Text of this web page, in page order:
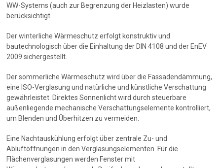
WW-Systems (auch zur Begrenzung der Heizlasten) wurde
berücksichtigt.
Der winterliche Wärmeschutz erfolgt konstruktiv und
bautechnologisch über die Einhaltung der DIN 4108 und der EnEV
2009 sichergestellt.
Der sommerliche Wärmeschutz wird über die Fassadendämmung,
eine ISO-Verglasung und natürliche und künstliche Verschattung
gewährleistet. Direktes Sonnenlicht wird durch steuerbare
außenliegende mechanische Verschattungselemente kontrolliert,
um Blenden und Überhitzen zu vermeiden.
Eine Nachtauskühlung erfolgt über zentrale Zu- und
Abluftöffnungen in den Verglasungselementen. Für die
Flächenverglasungen werden Fenster mit